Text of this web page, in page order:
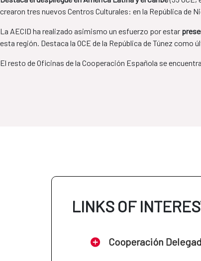
crearon tres nuevos Centros Culturales: en la República de
La AECID ha realizado asimismo un esfuerzo por estar
esta región. Destaca la OCE de la República de Túnez como
El resto de Oficinas de la Cooperación Española se
LINKS OF
Cooperación